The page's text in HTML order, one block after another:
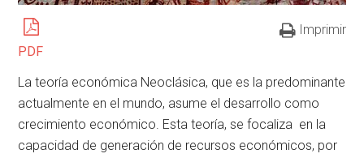
PDF
Imprimir
La teoría económica Neoclásica, que es la predominante
actualmente en el mundo, asume el desarrollo como
crecimiento económico. Esta teoría, se focaliza en la
capacidad de generación de recursos económicos, por